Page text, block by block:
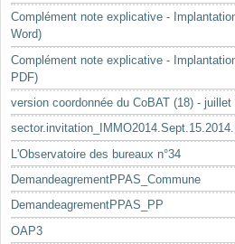
Complément note explicative -
Word)
Complément note explicative -
PDF)
version coordonnée du CoBAT (18) - juillet
L'Observatoire des bureaux n°34
DemandeagrementPPAS_Commune
DemandeagrementPPAS_PP
OAP3